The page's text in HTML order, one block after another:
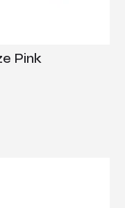
Pink